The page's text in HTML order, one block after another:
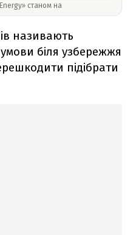
станом на
називають
біля узбережжя
підібрати